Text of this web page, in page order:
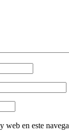
en este